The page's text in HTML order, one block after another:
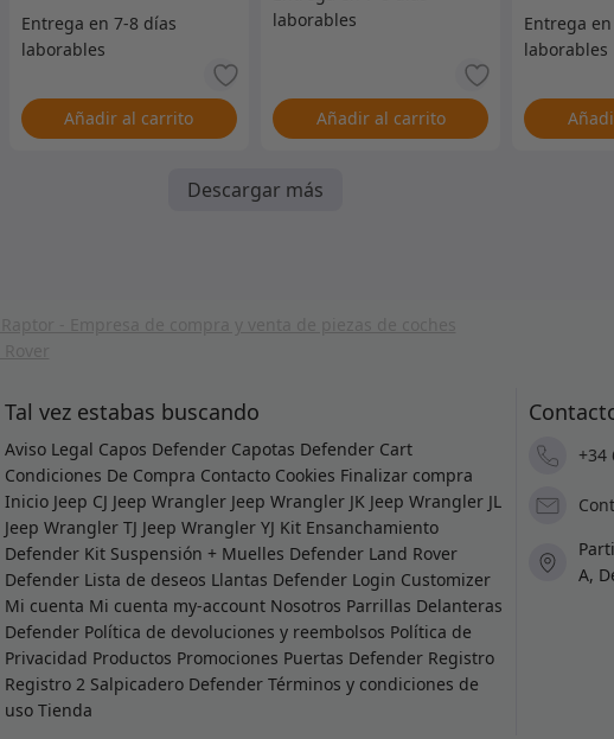
Añadir al carrito Añadir al carrito
Descargar más
Tal vez estabas buscando
Aviso Legal Capos Defender Capotas Defender Cart
Condiciones De Compra Contacto Cookies Finalizar compra
Inicio Jeep CJ Jeep Wrangler Jeep Wrangler JK Jeep Wrangler JL
Jeep Wrangler TJ Jeep Wrangler YJ Kit Ensanchamiento
Defender Kit Suspensión + Muelles Defender Land Rover
Defender Lista de deseos Llantas Defender Login Customizer
Mi cuenta Mi cuenta my-account Nosotros Parrillas Delanteras
Defender Política de devoluciones y reembolsos Política de
Privacidad Productos Promociones Puertas Defender Registro
Registro 2 Salpicadero Defender Términos y condiciones de
uso Tienda
+34
A,